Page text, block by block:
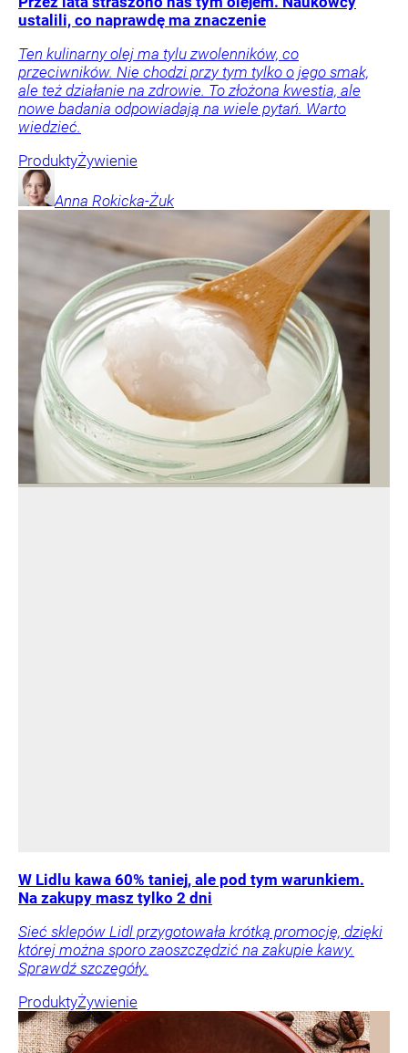
ustalili, co naprawdę ma znaczenie
Ten kulinarny olej ma tylu zwolenników, co
przeciwników. Nie chodzi przy tym tylko o jego smak,
ale też działanie na zdrowie. To złożona kwestia, ale
nowe badania odpowiadają na wiele pytań. Warto
wiedzieć.
ProduktyŻywienie
Anna Rokicka-Żuk
W Lidlu kawa 60% taniej, ale pod tym warunkiem.
Na zakupy masz tylko 2 dni
Sieć sklepów Lidl przygotowała krótką promocję, dzięki
której można sporo zaoszczędzić na zakupie kawy.
Sprawdź szczegóły.
ProduktyŻywienie